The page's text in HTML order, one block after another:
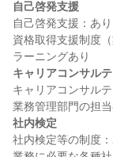
自己啓発支援
自己啓発支援：あり
資格取得支援制度
キャリアコンサル
キャリアコンサル
社内検定
社内検定等の制度：